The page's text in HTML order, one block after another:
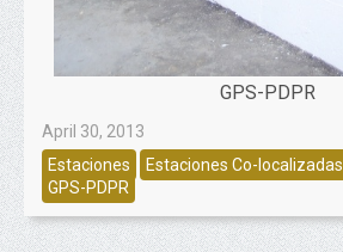
GPS-PDPR
April 30, 2013
Estaciones
Estaciones Co-localizadas
GPS-PDPR